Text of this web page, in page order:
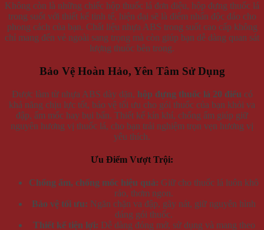
Không còn là những chiếc hộp thuốc lá đơn điệu, hộp đựng thuốc lá
trong suốt với thiết kế tinh tế, hiện đại sẽ là điểm nhấn độc đáo cho
phong cách của bạn. Chất liệu nhựa ABS trong suốt cao cấp không
chỉ mang đến vẻ ngoài sang trọng mà còn giúp bạn dễ dàng quan sát
lượng thuốc bên trong.
Bảo Vệ Hoàn Hảo, Yên Tâm Sử Dụng
Được làm từ nhựa ABS dày dặn, hộp đựng thuốc lá 20 điếu có
khả năng chịu lực tốt, bảo vệ tối ưu cho gói thuốc của bạn khỏi va
đập, ẩm mốc hay bụi bẩn. Thiết kế kín khí, chống ẩm giúp giữ
nguyên hương vị thuốc lá, cho bạn trải nghiệm trọn vẹn hương vị
yêu thích.
Ưu Điểm Vượt Trội:
Chống ẩm, chống mốc hiệu quả: Giữ cho thuốc lá luôn khô
ráo, thơm ngon.
Bảo vệ tối ưu: Ngăn chặn va đập, gãy nát, giữ nguyên hình
dáng gói thuốc.
Thiết kế tiện lợi: Dễ dàng đóng mở, sử dụng và mang theo